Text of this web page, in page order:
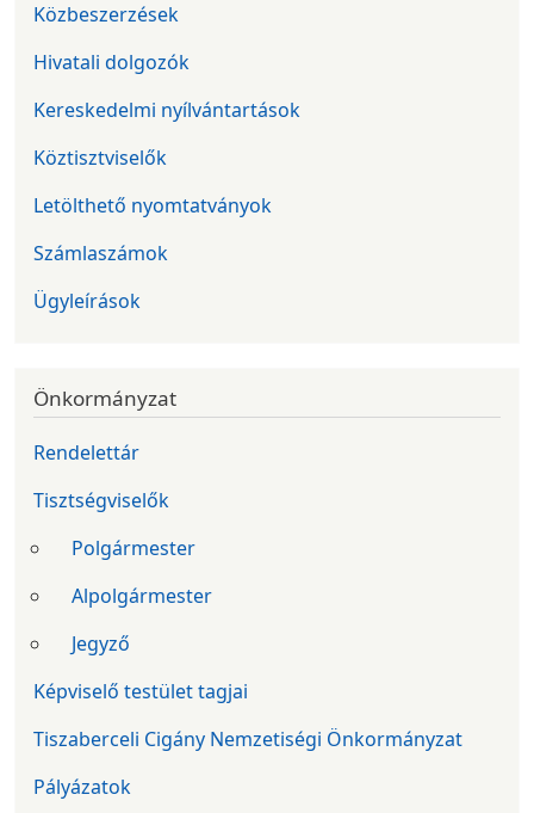
Közbeszerzések
Hivatali dolgozók
Kereskedelmi nyílvántartások
Köztisztviselők
Letölthető nyomtatványok
Számlaszámok
Ügyleírások
Önkormányzat
Rendelettár
Tisztségviselők
Polgármester
Alpolgármester
Jegyző
Képviselő testület tagjai
Tiszaberceli Cigány Nemzetiségi Önkormányzat
Pályázatok